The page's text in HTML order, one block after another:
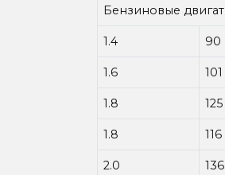
Бензиновые
1.4 90
1.6 101
1.8 125
1.8 116
2.0 136